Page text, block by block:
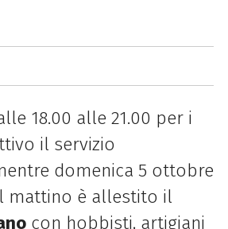
18.00 alle 21.00 per i
il servizio
domenica 5 ottobre
mattino è allestito il
con hobbisti, artigiani